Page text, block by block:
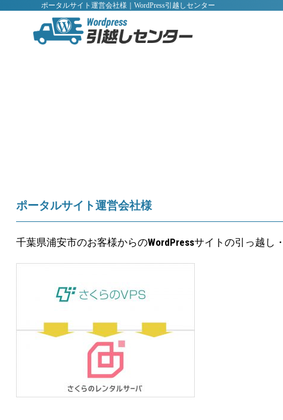
ポータルサイト運営会社様｜WordPress引越しセンター
ポータルサイト運営会社様
千葉県浦安市のお客様からのWordPressサイトの引っ越し